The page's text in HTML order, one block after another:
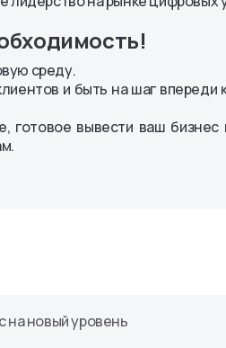
среду.
и быть на шаг
вывести ваш бизнес
на новый уровень